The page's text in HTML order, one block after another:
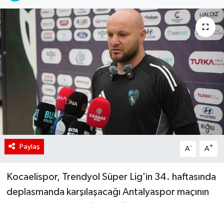
Paylaş A- A+
Kocaelispor, Trendyol Süper Lig'in 34. haftasında
deplasmanda karşılaşacağı Antalyaspor maçının